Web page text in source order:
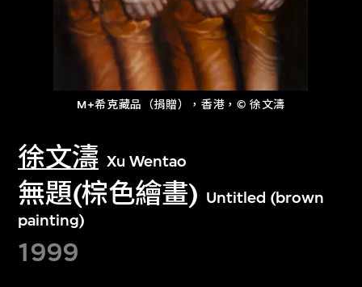
M+希克藏品（捐贈），香港，© 徐文濤
徐文濤 Xu Wentao
無題(棕色繪畫) Untitled (brown
painting)
1999
探索世界頂級的二十及二十一世紀視覺
文化藏品。